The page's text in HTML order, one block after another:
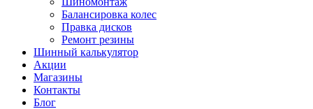
Балансировка колес
Правка дисков
Ремонт резины
Шинный калькулятор
Акции
Магазины
Контакты
Блог